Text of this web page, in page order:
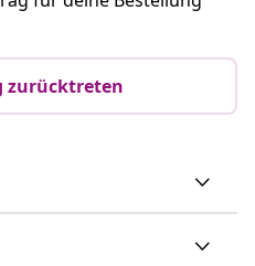
zurücktreten